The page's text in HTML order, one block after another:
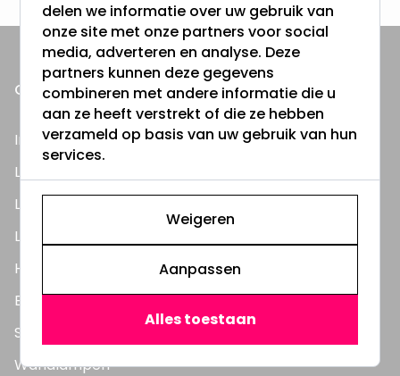
ONZE PRODUCTEN
Inbouwspots
LED Lampen
LED TL Buizen
LED Panelen
Highbay's / Ufo's
Bouwlampen
Straatlampen
Wandlampen
delen we informatie over uw gebruik van
onze site met onze partners voor social
media, adverteren en analyse. Deze
partners kunnen deze gegevens
combineren met andere informatie die u
aan ze heeft verstrekt of die ze hebben
verzameld op basis van uw gebruik van hun
services.
Weigeren
Aanpassen
Alles toestaan